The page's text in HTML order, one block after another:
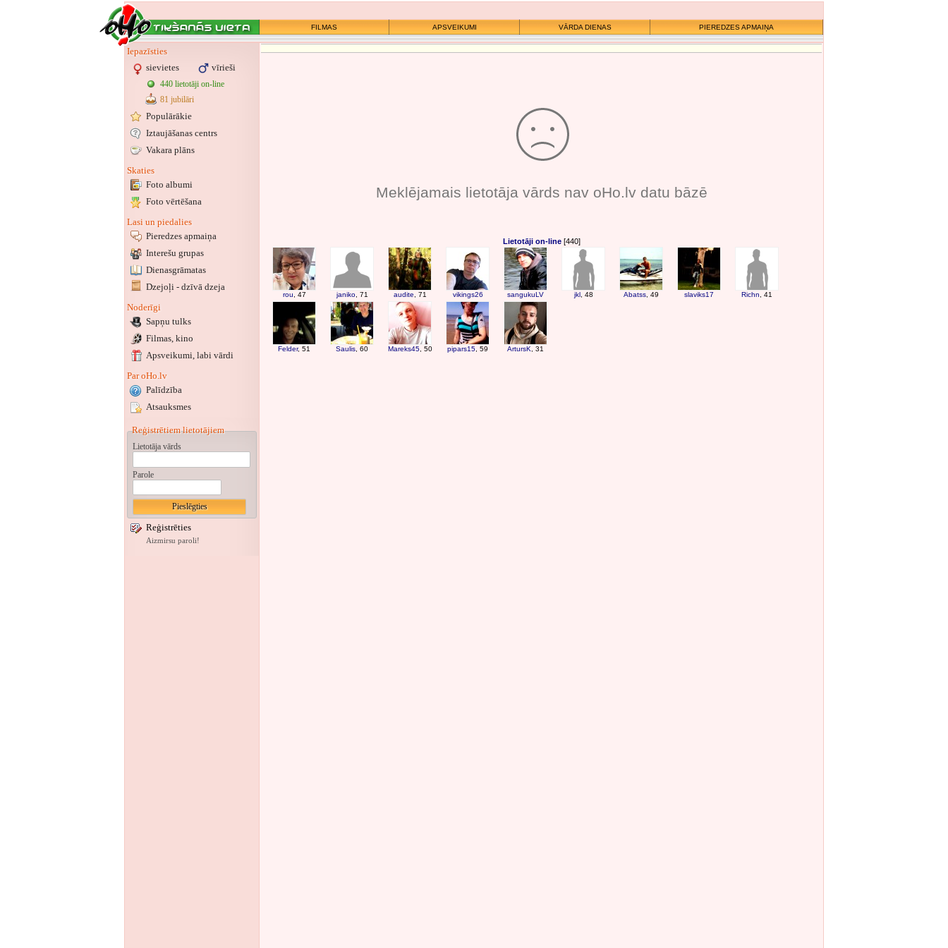
FILMAS APSVEIKUMI VĀRDA DIENAS PIEREDZES APMAIŅA
Iepazīsties
sievietes
vīrieši
440 lietotāji on-line
81 jubilāri
Populārākie
Iztaujāšanas centrs
Vakara plāns
Skaties
Foto albumi
Foto vērtēšana
Lasi un piedalies
Pieredzes apmaiņa
Interešu grupas
Dienasgrāmatas
Dzejoļi - dzīvā dzeja
Noderīgi
Sapņu tulks
Filmas, kino
Apsveikumi, labi vārdi
Par oHo.lv
Palīdzība
Atsauksmes
Reģistrētiem lietotājiem
Lietotāja vārds
Parole
Reģistrēties
Aizmirsu paroli!
Meklējamais lietotāja vārds nav oHo.lv datu bāzē
Lietotāji on-line[440]
rou , 47 janiko, 71 audite , 71 vikings26 sangukuLV jkl, 48 Abatss , 49 slaviks17 Richn , 41
Felder, 51 Saulis , 60 Mareks45, 50 pipars15 , 59 ArtursK , 31